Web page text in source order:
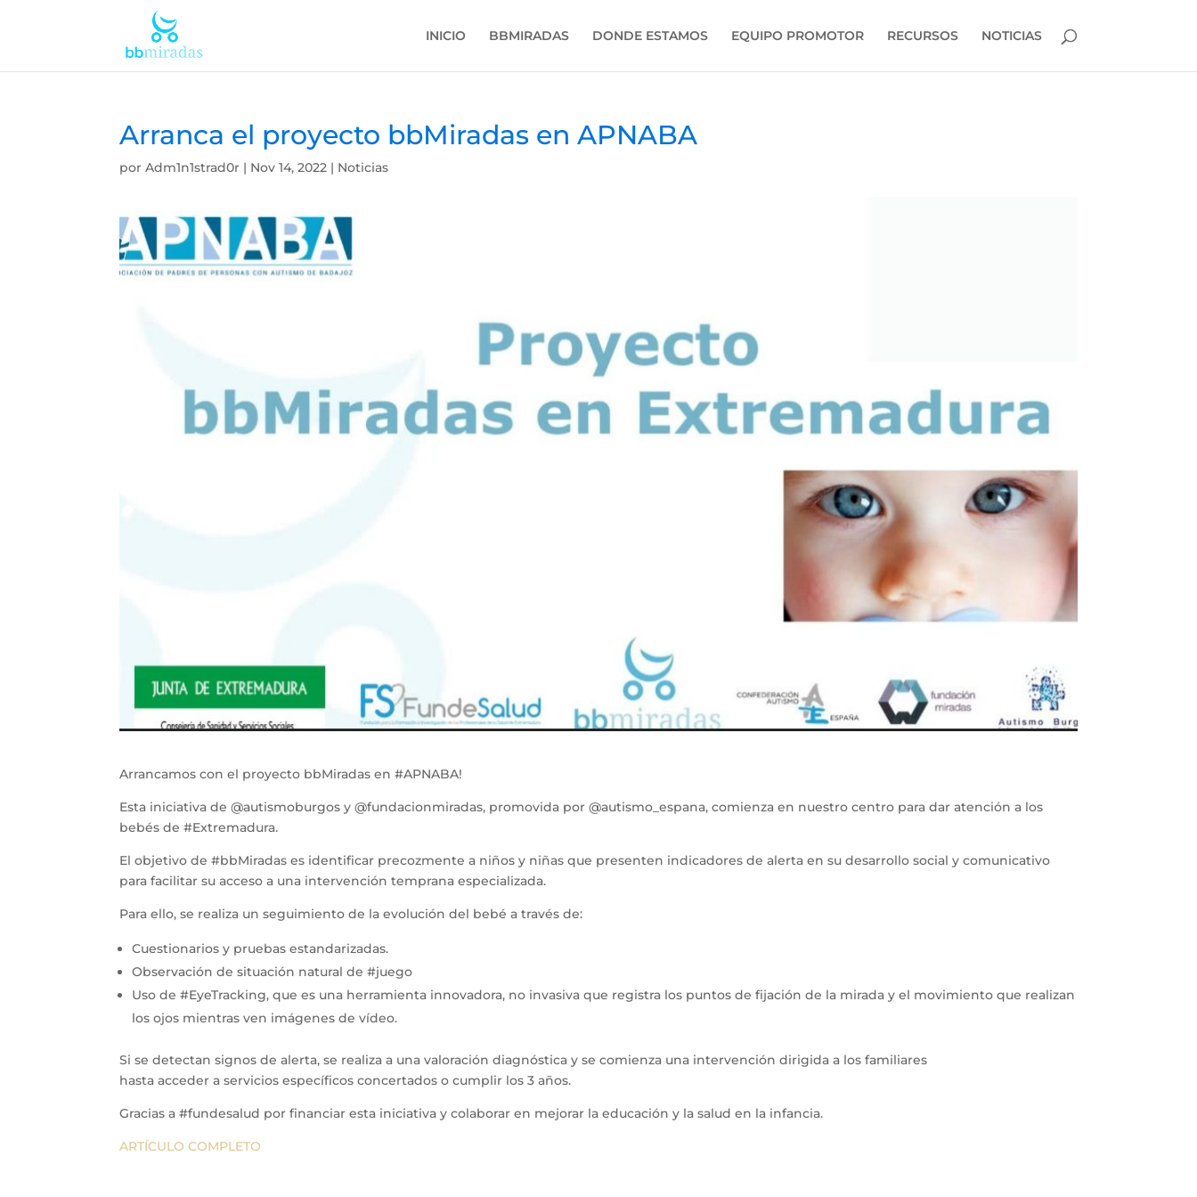
INICIO BBMIRADAS DONDE ESTAMOS EQUIPO PROMOTOR RECURSOS NOTICIAS
Arranca el proyecto bbMiradas en APNABA
porAdm1n1strad0r | Nov 14, 2022 | Noticias
Arrancamos con el proyecto bbMiradas en #APNABA!
Esta iniciativa de @autismoburgos y @fundacionmiradas, promovida por @autismo_espana, comienza en nuestro centro para dar atención a los
bebés de #Extremadura.
El objetivo de #bbMiradas es identificar precozmente a niños y niñas que presenten indicadores de alerta en su desarrollo social y comunicativo
para facilitar su acceso a una intervención temprana especializada.
Para ello, se realiza un seguimiento de la evolución del bebé a través de:
Cuestionarios y pruebas estandarizadas.
Observación de situación natural de #juego
Uso de #EyeTracking, que es una herramienta innovadora, no invasiva que registra los puntos de fijación de la mirada y el movimiento que realizan
los ojos mientras ven imágenes de vídeo.
Si se detectan signos de alerta, se realiza a una valoración diagnóstica y se comienza una intervención dirigida a los familiares
hasta acceder a servicios específicos concertados o cumplir los 3 años.
Gracias a #fundesalud por financiar esta iniciativa y colaborar en mejorar la educación y la salud en la infancia.
ARTÍCULO COMPLETO